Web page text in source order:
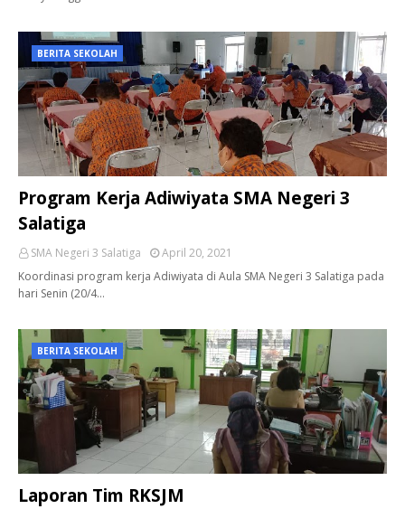
BERITA SEKOLAH
Program Kerja Adiwiyata SMA Negeri 3
Salatiga
SMA Negeri 3 Salatiga
April 20, 2021
Koordinasi program kerja Adiwiyata di Aula SMA Negeri 3 Salatiga pada
hari Senin (20/4…
BERITA SEKOLAH
Laporan Tim RKSJM